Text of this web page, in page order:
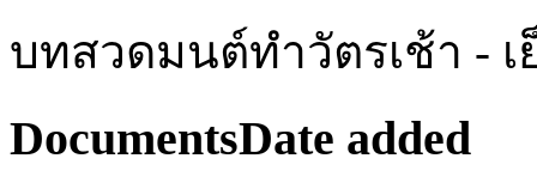
บทสวดมนต์ทำวัตรเช้า -
DocumentsDate added